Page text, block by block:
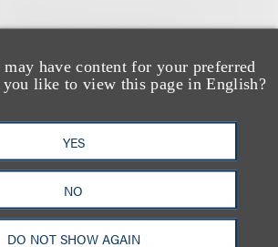
have content for your preferred
you like to view this page in English?
YES
NO
DO NOT SHOW AGAIN
芝加哥
旧金山 泰森斯
代表处
香港
Facebook X
YouTube
隐私政策 使用条款